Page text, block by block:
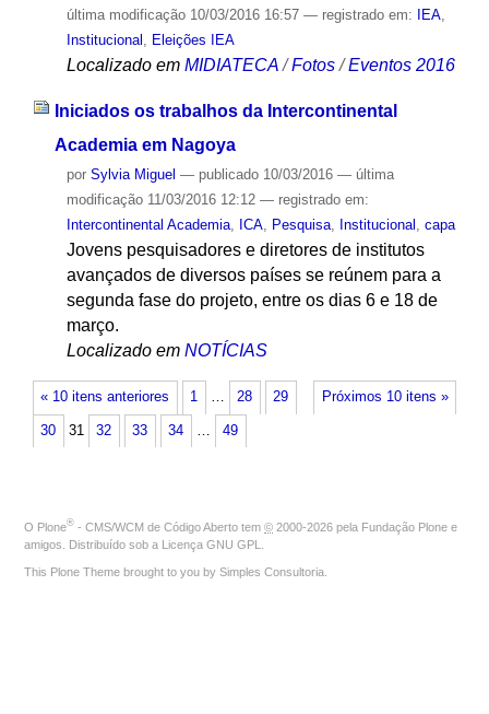
última modificação10/03/2016 16:57 — registrado em: IEA,
Institucional
Eleições IEA
Localizado em MIDIATECA /Fotos /Eventos 2016
Iniciados os trabalhos da Intercontinental
Academia em Nagoya
por Sylvia Miguel — publicado10/03/2016 — última
modificação11/03/2016 12:12 — registrado em:
Intercontinental Academia, ICA, Pesquisa, Institucional , capa
Jovens pesquisadores e diretores de institutos
avançados de diversos países se reúnem para a
segunda fase do projeto, entre os dias 6 e 18 de
março.
Localizado em NOTÍCIAS
« 10 itens anteriores Próximos 10 itens »
1 … 28 29
30 31 32 33 34 … 49
O Plone® - CMS/WCM de Código Aberto tem © 2000-2026 pela Fundação Plone e
amigos. Distribuído sob a Licença GNU GPL
This Plone Theme brought to you by Simples Consultoria